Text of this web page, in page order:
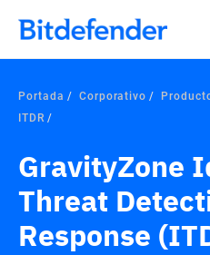
Portada Corporativo
ITDR
GravityZone
Threat
Response